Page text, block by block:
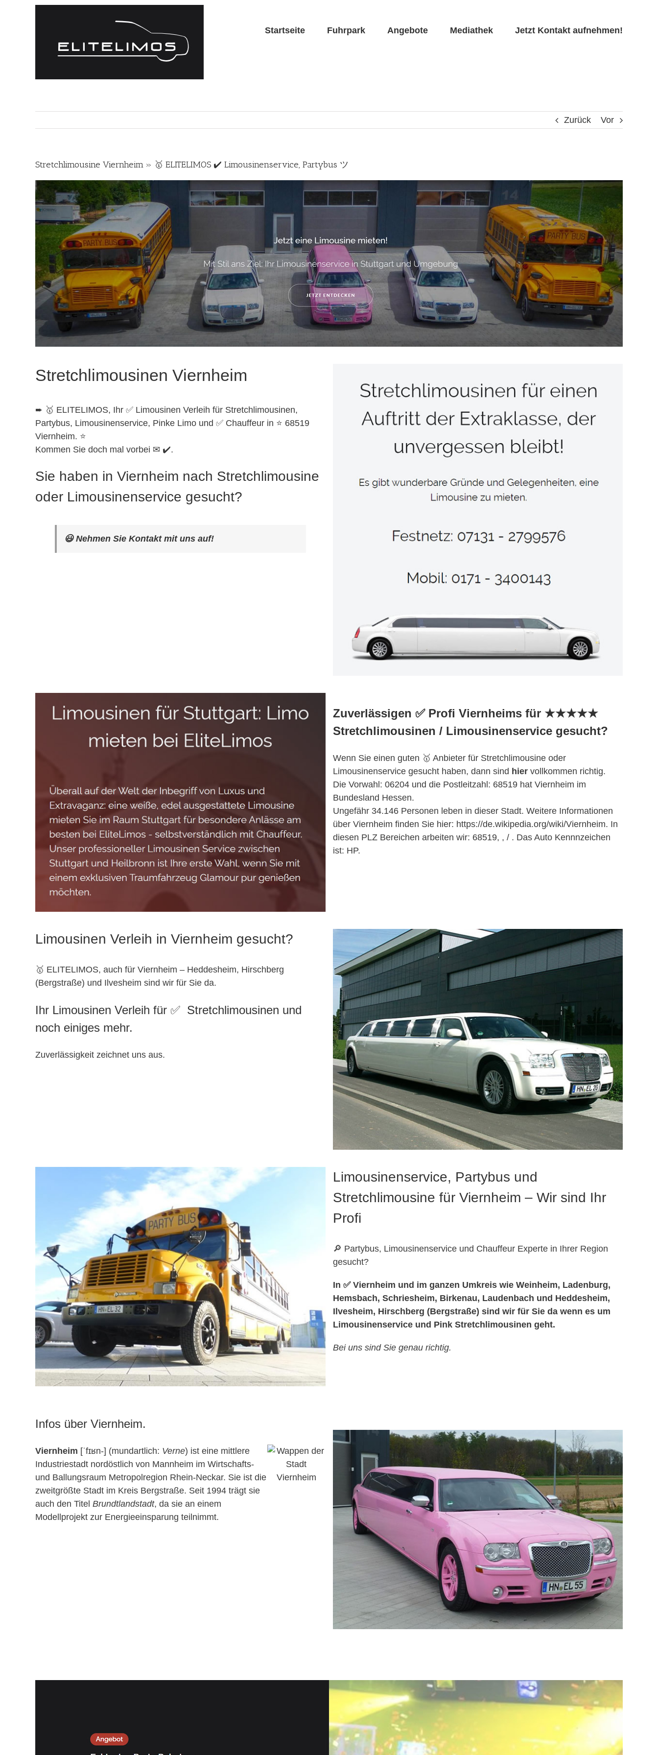
Startseite Fuhrpark Angebote Mediathek Jetzt Kontakt aufnehmen!
Zurück Vor
Stretchlimousine Viernheim » 🥇 ELITELIMOS ✔️ Limousinenservice, Partybus ツ
Stretchlimousinen Viernheim
➨ 🥇 ELITELIMOS, Ihr ✅ Limousinen Verleih für Stretchlimousinen,
Partybus, Limousinenservice, Pinke Limo und ✅ Chauffeur in ⭐ 68519
Viernheim. ⭐
Kommen Sie doch mal vorbei ✉ ✔️.
Sie haben in Viernheim nach Stretchlimousine
oder Limousinenservice gesucht?
😃 Nehmen Sie Kontakt mit uns auf!
Zuverlässigen ✅ Profi Viernheims für ★★★★★
Stretchlimousinen / Limousinenservice gesucht?
Wenn Sie einen guten 🥇 Anbieter für Stretchlimousine oder
Limousinenservice gesucht haben, dann sind hiervollkommen richtig.
Die Vorwahl: 06204 und die Postleitzahl: 68519 hat Viernheim im
Bundesland Hessen.
Ungefähr 34.146 Personen leben in dieser Stadt. Weitere Informationen
über Viernheim finden Sie hier: https://de.wikipedia.org/wiki/Viernheim. In
diesen PLZ Bereichen arbeiten wir: 68519, , / . Das Auto Kennnzeichen
ist: HP.
Limousinen Verleih in Viernheim gesucht?
🥇 ELITELIMOS, auch für Viernheim – Heddesheim, Hirschberg
(Bergstraße) und Ilvesheim sind wir für Sie da.
Ihr Limousinen Verleih für ✅ Stretchlimousinen und
noch einiges mehr.
Zuverlässigkeit zeichnet uns aus.
Limousinenservice, Partybus und
Stretchlimousine für Viernheim – Wir sind Ihr
Profi
🔎 Partybus, Limousinenservice und Chauffeur Experte in Ihrer Region
gesucht?
In ✅ Viernheim und im ganzen Umkreis wie Weinheim, Ladenburg,
Hemsbach, Schriesheim, Birkenau, Laudenbach und Heddesheim,
Ilvesheim, Hirschberg (Bergstraße) sind wir für Sie da wenn es um
Limousinenservice und Pink Stretchlimousinen geht.
Bei uns sind Sie genau richtig.
Infos über Viernheim.
Viernheim [ˈfɪʁn-] (mundartlich: Verne) ist eine mittlere
Industriestadt nordöstlich von Mannheim im Wirtschafts-
und Ballungsraum Metropolregion Rhein-Neckar. Sie ist die
zweitgrößte Stadt im Kreis Bergstraße. Seit 1994 trägt sie
auch den Titel Brundtlandstadt, da sie an einem
Modellprojekt zur Energieeinsparung teilnimmt.